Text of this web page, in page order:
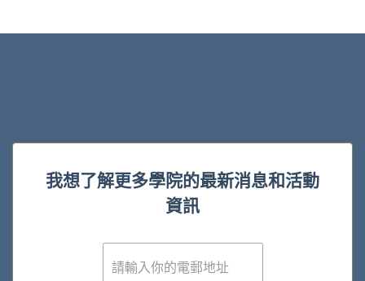
我想了解更多學院的最新消息和活動
資訊
電
子